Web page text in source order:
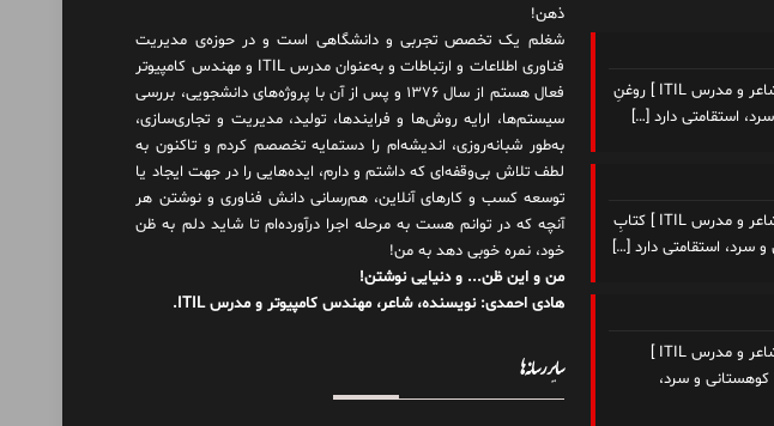
هادی احمدی (سروش): [ نویسنده، شاعر و مدرس ITIL ] روغنِ
استقامتی دارد […]
هادی احمدی (سروش): [ نویسنده، شاعر و مدرس ITIL ] کتابِ
سرد، استقامتی دارد […]
هادی احمدی (سروش): [ نویسنده، شاعر و مدرس ITIL ]
و سرد،
ذهن!
شغلم یک تخصص تجربی و دانشگاهی است و در حوزه‌ی مدیریت
فناوری اطلاعات و ارتباطات و به‌عنوان مدرس ITIL و مهندس کامپیوتر
فعال هستم از سال ۱۳۷۶ و پس از آن با پروژه‌های دانشجویی، بررسی
سیستم‌ها، ارایه روش‌ها و فرایندها، تولید، مدیریت و تجاری‌سازی،
به‌طور شبانه‌روزی، اندیشه‌ام را دستمایه تخصصم کردم و تاکنون به
لطف تلاش بی‌وقفه‌ای که داشتم و دارم، اید‌ه‌هایی را در جهت ایجاد یا
توسعه کسب و کارهای آنلاین، هم‌رسانی دانش فناوری و نوشتن هر
آنچه که در توانم هست به مرحله اجرا درآورده‌ام تا شاید دلم به ظن
خود، نمره خوبی دهد به من!
من و این ظن... و دنیایی نوشتن!
هادی احمدی: نویسنده، شاعر، مهندس کامپیوتر و مدرس ITIL.
سایر رسانه‌ها